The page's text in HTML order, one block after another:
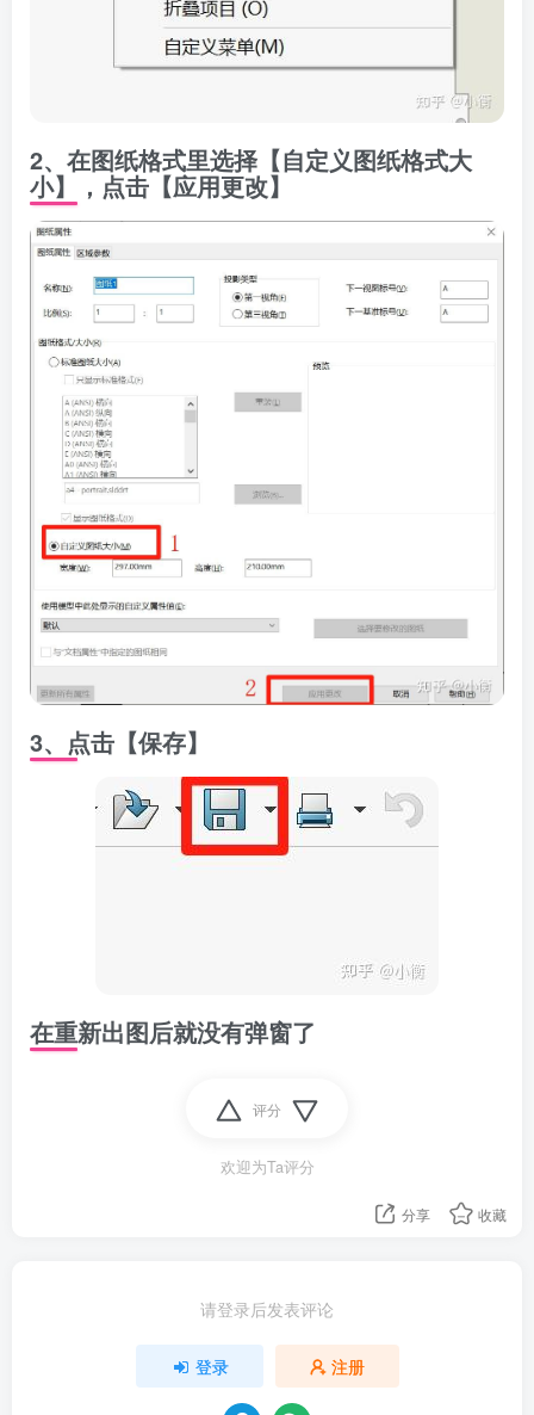
2、在图纸格式里选择【自定义图纸格式大
小】，点击【应用更改】
3、点击【保存】
在重新出图后就没有弹窗了
评分
欢迎为Ta评分
分享 收藏
请登录后发表评论
登录 注册